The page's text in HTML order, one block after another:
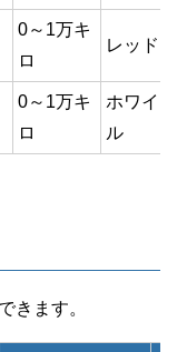
0～1万キ
ロ
レッド
0～1万キ
ロ
ホワイ
ル